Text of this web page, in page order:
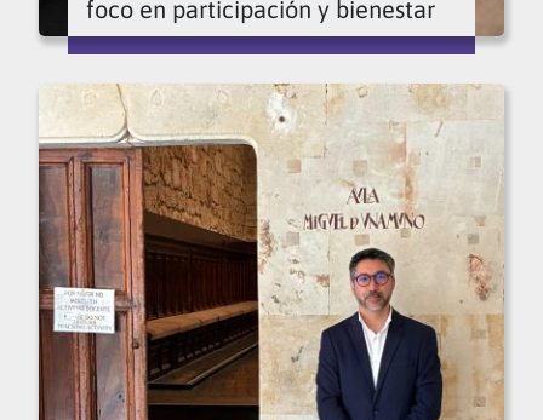
foco en participación y bienestar